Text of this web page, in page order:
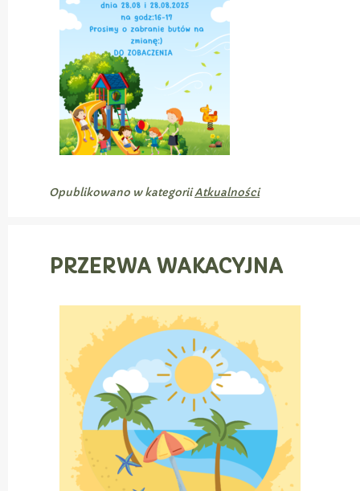
Opublikowano w kategoriiAtkualności
PRZERWA WAKACYJNA